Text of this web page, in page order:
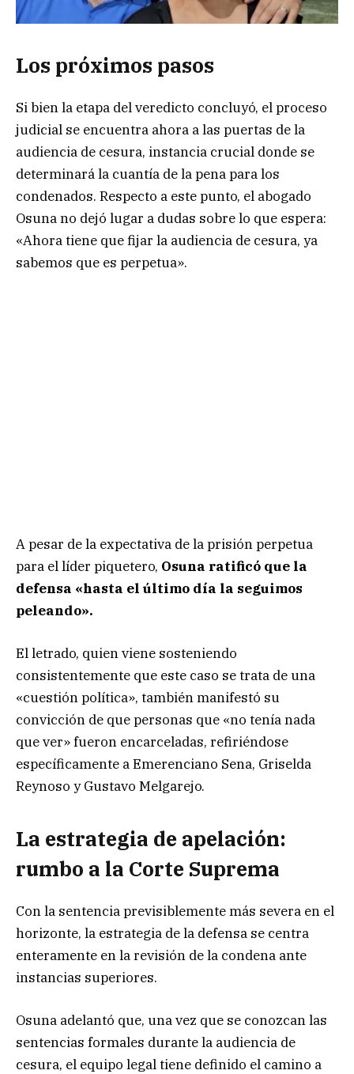
Los próximos pasos
Si bien la etapa del veredicto concluyó, el proceso
judicial se encuentra ahora a las puertas de la
audiencia de cesura, instancia crucial donde se
determinará la cuantía de la pena para los
condenados. Respecto a este punto, el abogado
Osuna no dejó lugar a dudas sobre lo que espera:
«Ahora tiene que fijar la audiencia de cesura, ya
sabemos que es perpetua».
A pesar de la expectativa de la prisión perpetua
para el líder piquetero, Osuna ratificó que la
defensa «hasta el último día la seguimos
peleando».
El letrado, quien viene sosteniendo
consistentemente que este caso se trata de una
«cuestión política», también manifestó su
convicción de que personas que «no tenía nada
que ver» fueron encarceladas, refiriéndose
específicamente a Emerenciano Sena, Griselda
Reynoso y Gustavo Melgarejo.
La estrategia de apelación:
rumbo a la Corte Suprema
Con la sentencia previsiblemente más severa en el
horizonte, la estrategia de la defensa se centra
enteramente en la revisión de la condena ante
instancias superiores.
Osuna adelantó que, una vez que se conozcan las
sentencias formales durante la audiencia de
cesura, el equipo legal tiene definido el camino a